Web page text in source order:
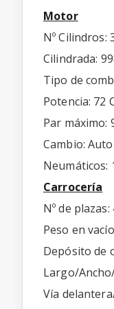
Motor
Nº Cilindros:
Cilindrada:
Tipo de
Potencia: 72
Par máximo:
Cambio:
Neumáticos:
Carrocería
Nº de plazas:
Peso en
Depósito de
Largo/
Vía